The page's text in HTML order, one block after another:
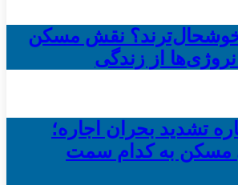
خوشحال‌ترند؟ نقش مسکن
از زندگی
تشدید بحران اجاره؛
مسکن به کدام سمت